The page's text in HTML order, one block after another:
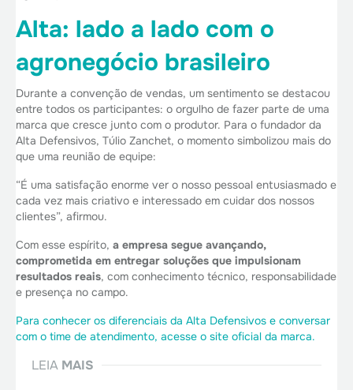
Alta: lado a lado com o
agronegócio brasileiro
Durante a convenção de vendas, um sentimento se destacou
entre todos os participantes: o orgulho de fazer parte de uma
marca que cresce junto com o produtor. Para o fundador da
Alta Defensivos, Túlio Zanchet, o momento simbolizou mais do
que uma reunião de equipe:
“É uma satisfação enorme ver o nosso pessoal entusiasmado e
cada vez mais criativo e interessado em cuidar dos nossos
clientes”, afirmou.
Com esse espírito, a empresa segue avançando,
comprometida em entregar soluções que impulsionam
resultados reais, com conhecimento técnico, responsabilidade
e presença no campo.
Para conhecer os diferenciais da Alta Defensivos e conversar
com o time de atendimento, acesse o site oficial da marca.
LEIA MAIS